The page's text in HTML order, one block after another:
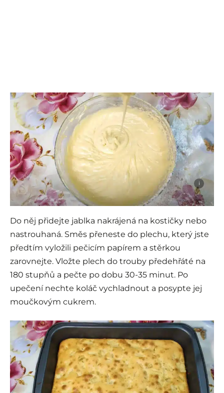
i
Do něj přidejte jablka nakrájená na kostičky nebo
nastrouhaná. Směs přeneste do plechu, který jste
předtím vyložili pečicím papírem a stěrkou
zarovnejte. Vložte plech do trouby předehřáté na
180 stupňů a pečte po dobu 30-35 minut. Po
upečení nechte koláč vychladnout a posypte jej
moučkovým cukrem.